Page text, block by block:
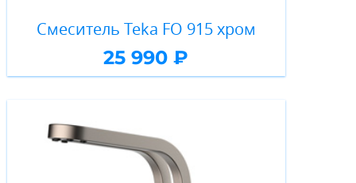
Смеситель Teka FO 915 хром
25 990 ₽